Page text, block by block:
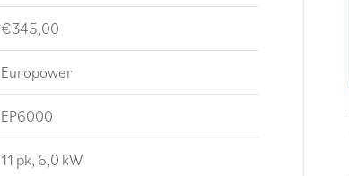
€345,00
Europower
EP6000
11 pk, 6,0 kW